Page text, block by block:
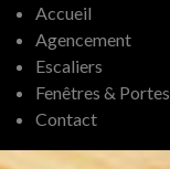
Accueil
Agencement
Escaliers
Fenêtres & Portes
Contact